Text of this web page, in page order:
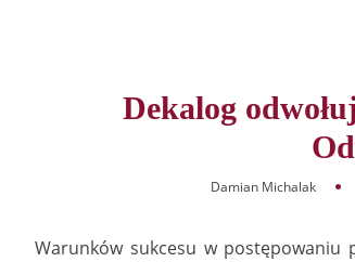
Dekalog
Damian Michalak
Warunków sukcesu w postępowaniu